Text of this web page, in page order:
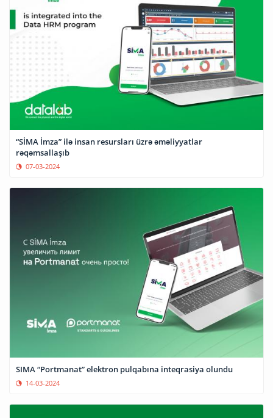
“SİMA İmza” ilə insan resursları üzrə əməliyyatlar
rəqəmsallaşıb
07-03-2024
SIMA “Portmanat” elektron pulqabına inteqrasiya olundu
14-03-2024